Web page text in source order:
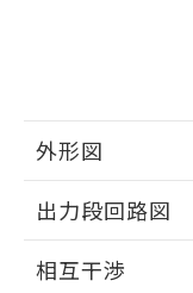
外形図
外形図
出力段回路図
相互干渉
品・
※当社
の共同
用者
とができます
EU RoHS
51物質の非
※本証明書
るもので、
ものではあ